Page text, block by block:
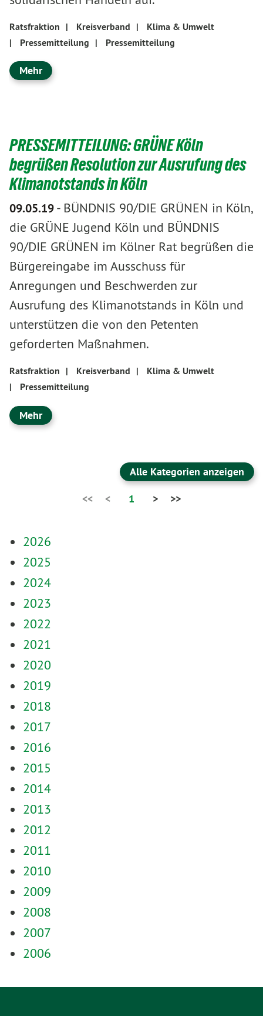
Ratsfraktion | Kreisverband |
Klima & Umwelt
|
Pressemitteilung | Pressemitteilung
Mehr
PRESSEMITTEILUNG: GRÜNE Köln
begrüßen Resolution zur Ausrufung des
Klimanotstands in Köln
09.05.19- BÜNDNIS 90/DIE GRÜNEN in Köln,
die GRÜNE Jugend Köln und BÜNDNIS
90/DIE GRÜNEN im Kölner Rat begrüßen die
Bürgereingabe im Ausschuss für
Anregungen und Beschwerden zur
Ausrufung des Klimanotstands in Köln und
unterstützen die von den Petenten
geforderten Maßnahmen.
Ratsfraktion | Kreisverband |
Klima & Umwelt
|
Pressemitteilung
Mehr
Alle Kategorien anzeigen
<<
< 1 > >>
2026
2025
2024
2023
2022
2021
2020
2019
2018
2017
2016
2015
2014
2013
2012
2011
2010
2009
2008
2007
2006